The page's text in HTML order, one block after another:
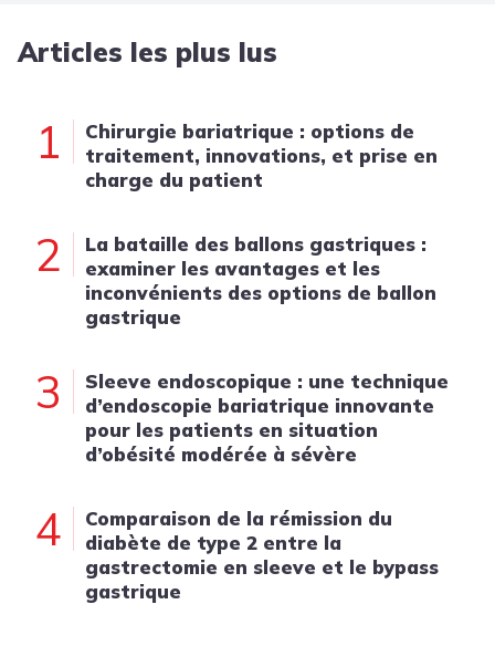
Articles les plus lus
1
Chirurgie bariatrique : options de
traitement, innovations, et prise en
charge du patient
2
La bataille des ballons gastriques :
examiner les avantages et les
inconvénients des options de ballon
gastrique
3
Sleeve endoscopique : une technique
d’endoscopie bariatrique innovante
pour les patients en situation
d’obésité modérée à sévère
4
Comparaison de la rémission du
diabète de type 2 entre la
gastrectomie en sleeve et le bypass
gastrique